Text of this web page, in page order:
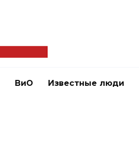
ВиО Известные люди